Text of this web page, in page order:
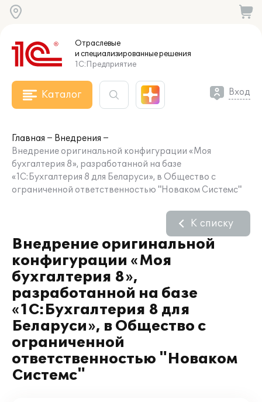
Отраслевые
и специализированныерешения
1С:Предприятие
Каталог Вход
Главная
Внедрения
Внедрение оригинальной конфигурации «Моя
бухгалтерия 8», разработанной на базе
«1С:Бухгалтерия 8 для Беларуси», в Общество с
ограниченной ответственностью "Новаком Системс"
Внедрение оригинальной
конфигурации «Моя
бухгалтерия 8»,
разработанной на базе
«1С:Бухгалтерия 8 для
Беларуси», в Общество с
ограниченной
ответственностью "Новаком
Системс"
К списку